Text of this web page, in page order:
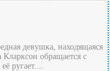
девушка, находящаяся
обращается с
ругает....